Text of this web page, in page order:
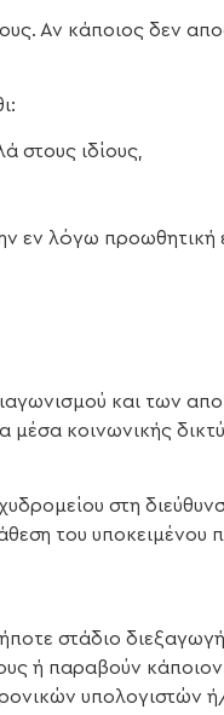
Αν κάποιος δεν
στους ιδίους,
εν λόγω προωθητική
και των
κοινωνικής
στη
του υποκειμένου
στάδιο
ή παραβούν
υπολογιστών